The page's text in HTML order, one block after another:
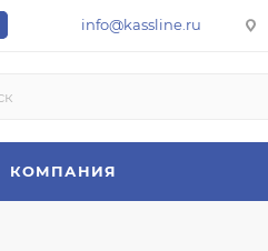
info@kassline.ru
КОМПАНИЯ